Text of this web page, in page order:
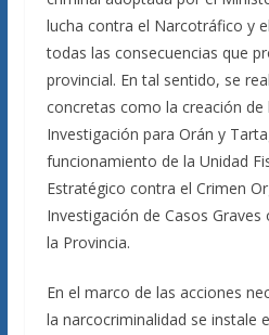
lucha contra el Narcotráfico y
todas las consecuencias que
provincial. En tal sentido, se
concretas como la creación de
Investigación para Orán y
funcionamiento de la Unidad
Estratégico contra el Crimen
Investigación de Casos
la Provincia.
En el marco de las acciones
la narcocriminalidad se instale